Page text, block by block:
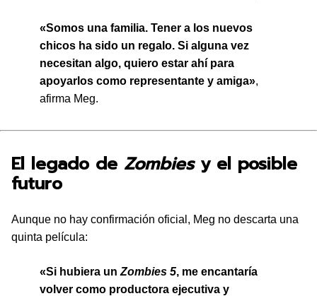
«Somos una familia. Tener a los nuevos
chicos ha sido un regalo. Si alguna vez
necesitan algo, quiero estar ahí para
apoyarlos como representante y amiga»,
afirma Meg.
El legado de Zombiesy el posible
futuro
Aunque no hay confirmación oficial, Meg no descarta una
quinta película:
«Si hubiera un Zombies 5, me encantaría
volver como productora ejecutiva y